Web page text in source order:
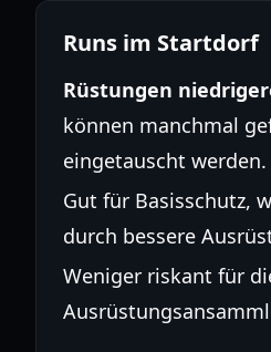
Runs im Startdorf
Rüstungen
können manchmal
eingetauscht werden.
Gut für Basisschutz,
durch bessere
Weniger riskant für